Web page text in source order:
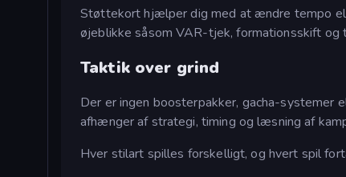
Støttekort hjælper dig med at ændre tempo
øjeblikke såsom VAR-tjek, formationsskift og
Taktik over grind
Der er ingen boosterpakker, gacha-systemer
afhænger af strategi, timing og læsning af
Hver stilart spilles forskelligt, og hvert spil